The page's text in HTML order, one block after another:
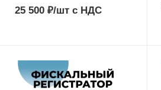
25 500₽/штс НДС